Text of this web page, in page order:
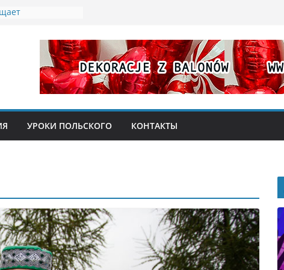
«эмеритуры»:
лет
мусора:
Karty
неделя в
кулинарное
Святым
УРОКИ ПОЛЬСКОГО КОНТАКТЫ